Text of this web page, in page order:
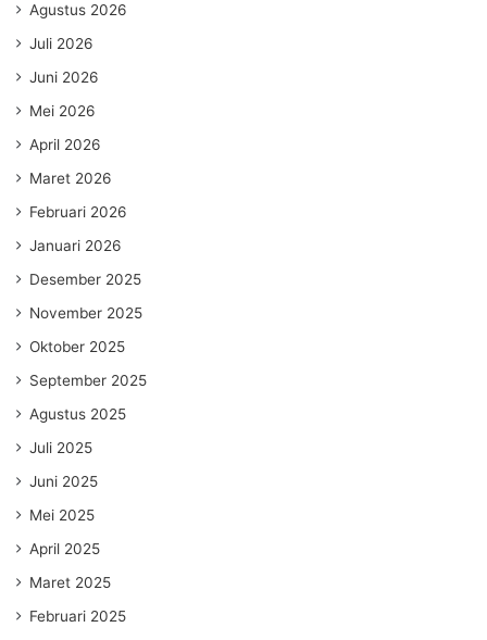
Agustus 2026
Juli 2026
Juni 2026
Mei 2026
April 2026
Maret 2026
Februari 2026
Januari 2026
Desember 2025
November 2025
Oktober 2025
September 2025
Agustus 2025
Juli 2025
Juni 2025
Mei 2025
April 2025
Maret 2025
Februari 2025